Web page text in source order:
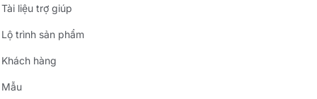
Tài liệu trợ giúp
Lộ trình sản phẩm
Khách hàng
Mẫu